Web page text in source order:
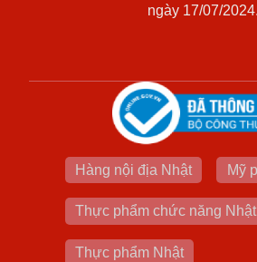
ngày 17/07/2024.
Hàng nội địa Nhật Mỹ
Thực phẩm chức năng Nhật
Thực phẩm Nhật